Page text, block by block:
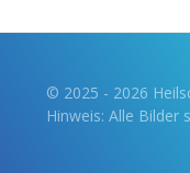
© 2025 - 2026
Hinweis: Alle